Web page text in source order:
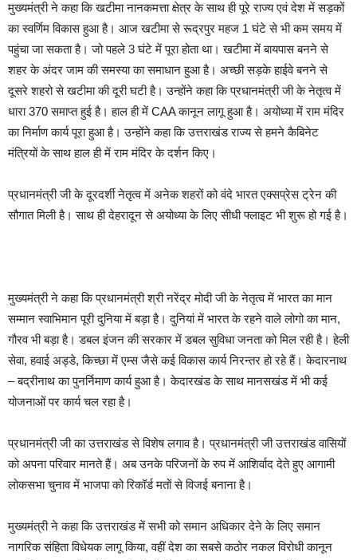
मुख्यमंत्री ने कहा कि खटीमा नानकमत्ता क्षेत्र के साथ ही पूरे राज्य एवं देश में सड़कों
का स्वर्णिम विकास हुआ है। आज खटीमा से रूद्रपुर महज 1 घंटे से भी कम समय में
पहुंचा जा सकता है। जो पहले 3 घंटे में पूरा होता था। खटीमा में बायपास बनने से
शहर के अंदर जाम की समस्या का समाधान हुआ है। अच्छी सड़के हाईवे बनने से
दूसरे शहरो से खटीमा की दूरी घटी है। उन्होंने कहा कि प्रधानमंत्री जी के नेतृत्व में
धारा 370 समाप्त हुई है। हाल ही में CAA कानून लागू हुआ है। अयोध्या में राम मंदिर
का निर्माण कार्य पूरा हुआ है। उन्होंने कहा कि उत्तराखंड राज्य से हमने कैबिनेट
मंत्रियों के साथ हाल ही में राम मंदिर के दर्शन किए।
प्रधानमंत्री जी के दूरदर्शी नेतृत्व में अनेक शहरों को वंदे भारत एक्सप्रेस ट्रेन की
सौगात मिली है। साथ ही देहरादून से अयोध्या के लिए सीधी फ्लाइट भी शुरू हो गई है।
मुख्यमंत्री ने कहा कि प्रधानमंत्री श्री नरेंद्र मोदी जी के नेतृत्व में भारत का मान
सम्मान स्वाभिमान पूरी दुनिया में बड़ा है। दुनियां में भारत के रहने वाले लोगो का मान,
गौरव भी बड़ा है। डबल इंजन की सरकार में डबल सुविधा जनता को मिल रही है। हेली
सेवा, हवाई अड्डे, किच्छा में एम्स जैसे कई विकास कार्य निरन्तर हो रहे हैं। केदारनाथ
– बद्रीनाथ का पुनर्निमाण कार्य हुआ है। केदारखंड के साथ मानसखंड में भी कई
योजनाओं पर कार्य चल रहा है।
प्रधानमंत्री जी का उत्तराखंड से विशेष लगाव है। प्रधानमंत्री जी उत्तराखंड वासियों
को अपना परिवार मानते हैं। अब उनके परिजनों के रुप में आशिर्वाद देते हुए आगामी
लोकसभा चुनाव में भाजपा को रिकॉर्ड मतों से विजई बनाना है।
मुख्यमंत्री ने कहा कि उत्तराखंड में सभी को समान अधिकार देने के लिए समान
नागरिक संहिता विधेयक लागू किया, वहीं देश का सबसे कठोर नकल विरोधी कानून